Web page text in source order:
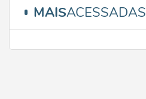
MAISACESSADAS